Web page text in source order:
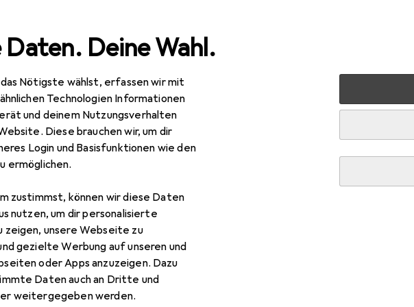
Daten. Deine Wahl.
das Nötigste wählst, erfassen wir mit
Technologien Informationen
und deinem Nutzungsverhalten
Diese brauchen wir, um dir
Login und Basisfunktionen wie den
ermöglichen.
zustimmst, können wir diese Daten
nutzen, um dir personalisierte
zeigen, unsere Webseite zu
gezielte Werbung auf unseren und
oder Apps anzuzeigen. Dazu
Daten auch an Dritte und
weitergegeben werden.
Haushalt Kaffeemaschinen Krups
EUR
645,–
für Krups Intuition Preference
du passendes Zubehör zum Produkt Krups Intuition Preference aus den